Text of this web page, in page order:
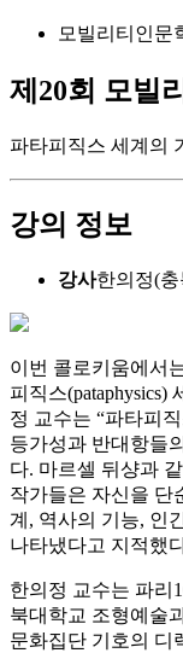
모빌리티인문
제20회 모빌
파타피직스 세계의
강의 정보
강사한의정(
이번 콜로키움에서
피직스(pataphysics)
정 교수는 “파타피
등가성과 반대항들
다. 마르셀 뒤샹과
작가들은 자신을 단
계, 역사의 기능, 인
나타냈다고 지적했
한의정 교수는 파리
북대학교 조형예술
문화집단 기호의 디